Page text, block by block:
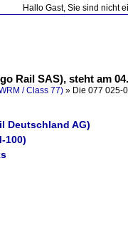
Hallo Gast, Sie sind nicht
Rail SAS), steht am
/ Class 77) » Die 077 025-
Deutschland AG)
100)